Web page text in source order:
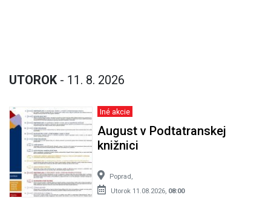
UTOROK - 11. 8. 2026
Iné akcie
August v Podtatranskej
knižnici
Poprad,
Utorok 11.08.2026, 08:00